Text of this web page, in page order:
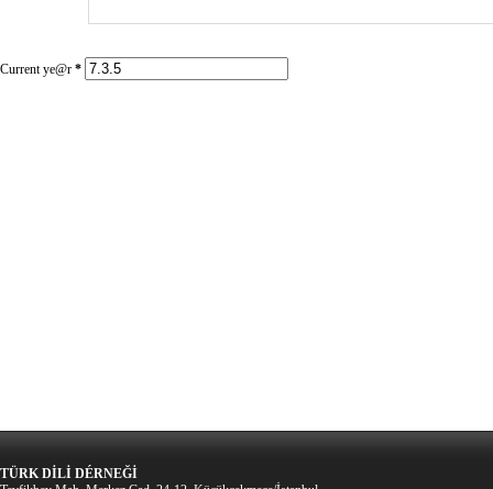
Current ye@r *
TÜRK DİLİ DÉRNEĞİ